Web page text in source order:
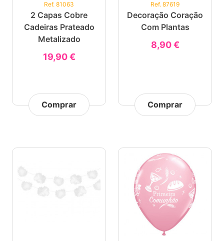
Ref. 81063
2 Capas Cobre
Cadeiras Prateado
Metalizado
19,90 €
Comprar
Ref. 87619
Decoração Coração
Com Plantas
8,90 €
Comprar